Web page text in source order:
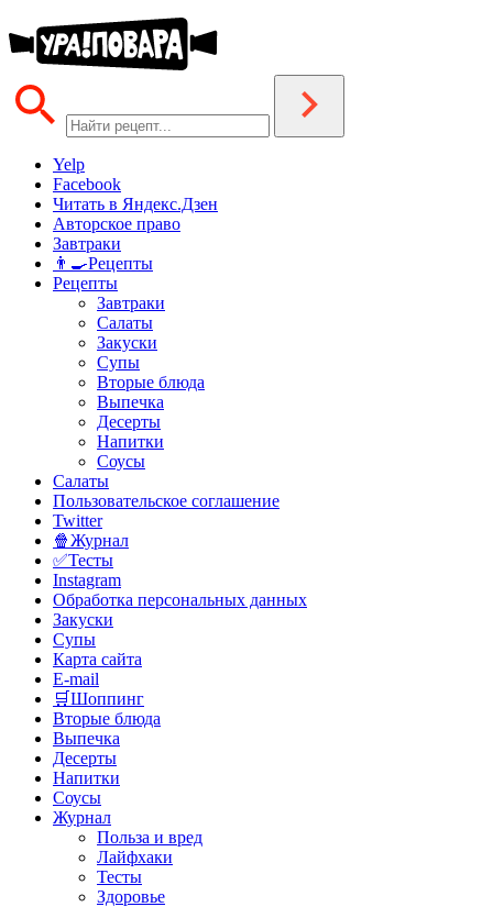
Yelp
Facebook
Читать в Яндекс.Дзен
Авторское право
Завтраки
👨‍🍳Рецепты
Рецепты
Завтраки
Салаты
Закуски
Супы
Вторые блюда
Выпечка
Десерты
Напитки
Соусы
Салаты
Пользовательское соглашение
Twitter
🍿Журнал
✅Тесты
Instagram
Обработка персональных данных
Закуски
Супы
Карта сайта
E-mail
🛒Шоппинг
Вторые блюда
Выпечка
Десерты
Напитки
Соусы
Журнал
Польза и вред
Лайфхаки
Тесты
Здоровье